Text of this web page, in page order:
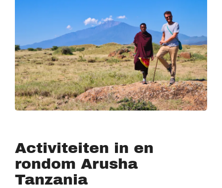
Activiteiten in en
rondom Arusha
Tanzania